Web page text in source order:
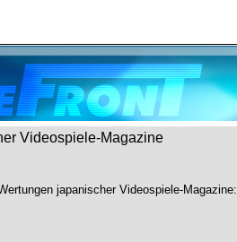
Videospiele-Magazine
japanischer Videospiele-Magazine: